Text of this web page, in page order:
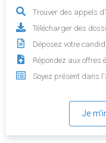
Trouver des appels
Télécharger des
Déposez votre
Répondez aux offres
Soyez présent dans
Je